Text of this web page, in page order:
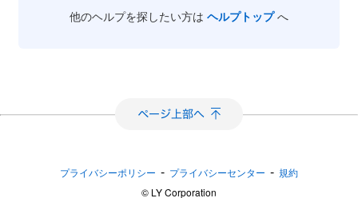
他のヘルプを探したい方は ヘルプトップへ
プライバシーポリシー - プライバシーセンター - 規約
©︎ LY Corporation